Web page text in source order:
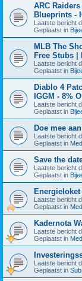
ARC
Blueprints -
Laatste bericht
Geplaatst in
MLB The
Free Stubs |
Laatste bericht
Geplaatst in
Diablo 4
IGGM - 8%
Laatste bericht
Geplaatst in
Doe mee
Laatste bericht
Geplaatst in
Save the
Laatste bericht
Geplaatst in
Energieloket
Laatste bericht
Geplaatst in
Kadernota
Laatste bericht
Geplaatst in
Laatste bericht
Geplaatst in